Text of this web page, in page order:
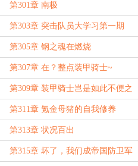
第301章 南极
第303章 突击队员大学习第一期
第305章 钢之魂在燃烧
第307章 在？整点装甲骑士~
第309章 装甲骑士岂是如此不便之
物！
第311章 氪金母猪的自我修养
第313章 状况百出
第315章 坏了，我们成帝国防卫军